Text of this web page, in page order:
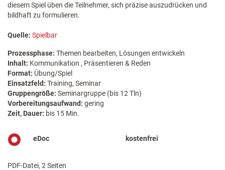
diesem Spiel üben die Teilnehmer, sich präzise auszudrücken und
bildhaft zu formulieren.
Quelle: Spielbar
Prozessphase: Themen bearbeiten, Lösungen entwickeln
Inhalt: Kommunikation , Präsentieren & Reden
Format: Übung/Spiel
Einsatzfeld: Training, Seminar
Gruppengröße: Seminargruppe (bis 12 Tln)
Vorbereitungsaufwand: gering
Zeit, Dauer: bis 15 Min.
eDoc kostenfrei
PDF-Datei, 2 Seiten